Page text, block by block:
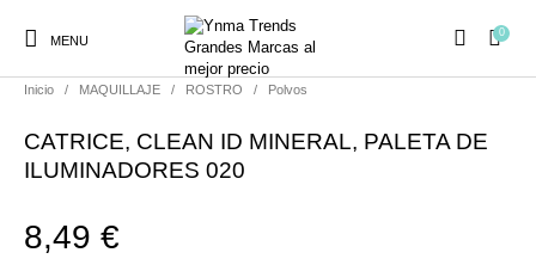
MENU
0
Ambientadores y
Decoración
Inicio / MAQUILLAJE / ROSTRO / Polvos
CATRICE, CLEAN ID MINERAL, PALETA DE
ILUMINADORES 020
8,49€